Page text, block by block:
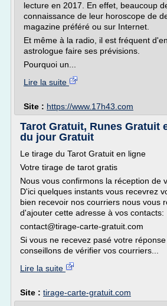
lecture en 2017. En effet, beaucoup
connaissance de leur horoscope de
magazine préféré ou sur Internet.
Et même à la radio, il est fréquent
astrologue faire ses prévisions.
Pourquoi un...
Lire la suite
Site : https://www.17h43.com
Tarot Gratuit, Runes Gratuit
du jour Gratuit
Le tirage du Tarot Gratuit en ligne
Votre tirage de tarot gratis
Nous vous confirmons la réception de
D'ici quelques instants vous recevrez
bien recevoir nos courriers nous vous
d'ajouter cette adresse à vos contacts:
contact@tirage-carte-gratuit.com
Si vous ne recevez pasé votre
conseillons de vérifier vos courriers...
Lire la suite
Site : tirage-carte-gratuit.com